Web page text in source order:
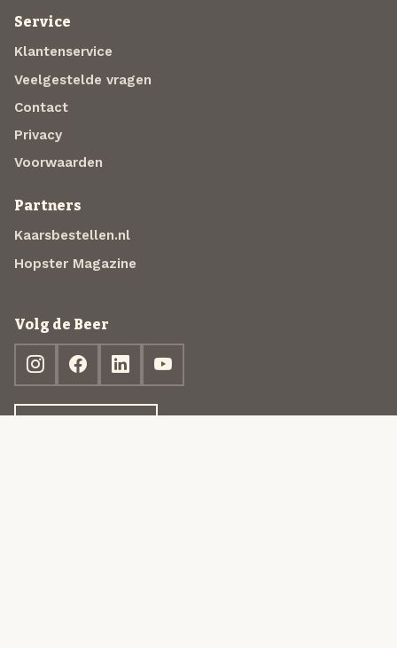
Service
Klantenservice
Veelgestelde vragen
Contact
Privacy
Voorwaarden
Partners
Kaarsbestellen.nl
Hopster Magazine
Volg de Beer